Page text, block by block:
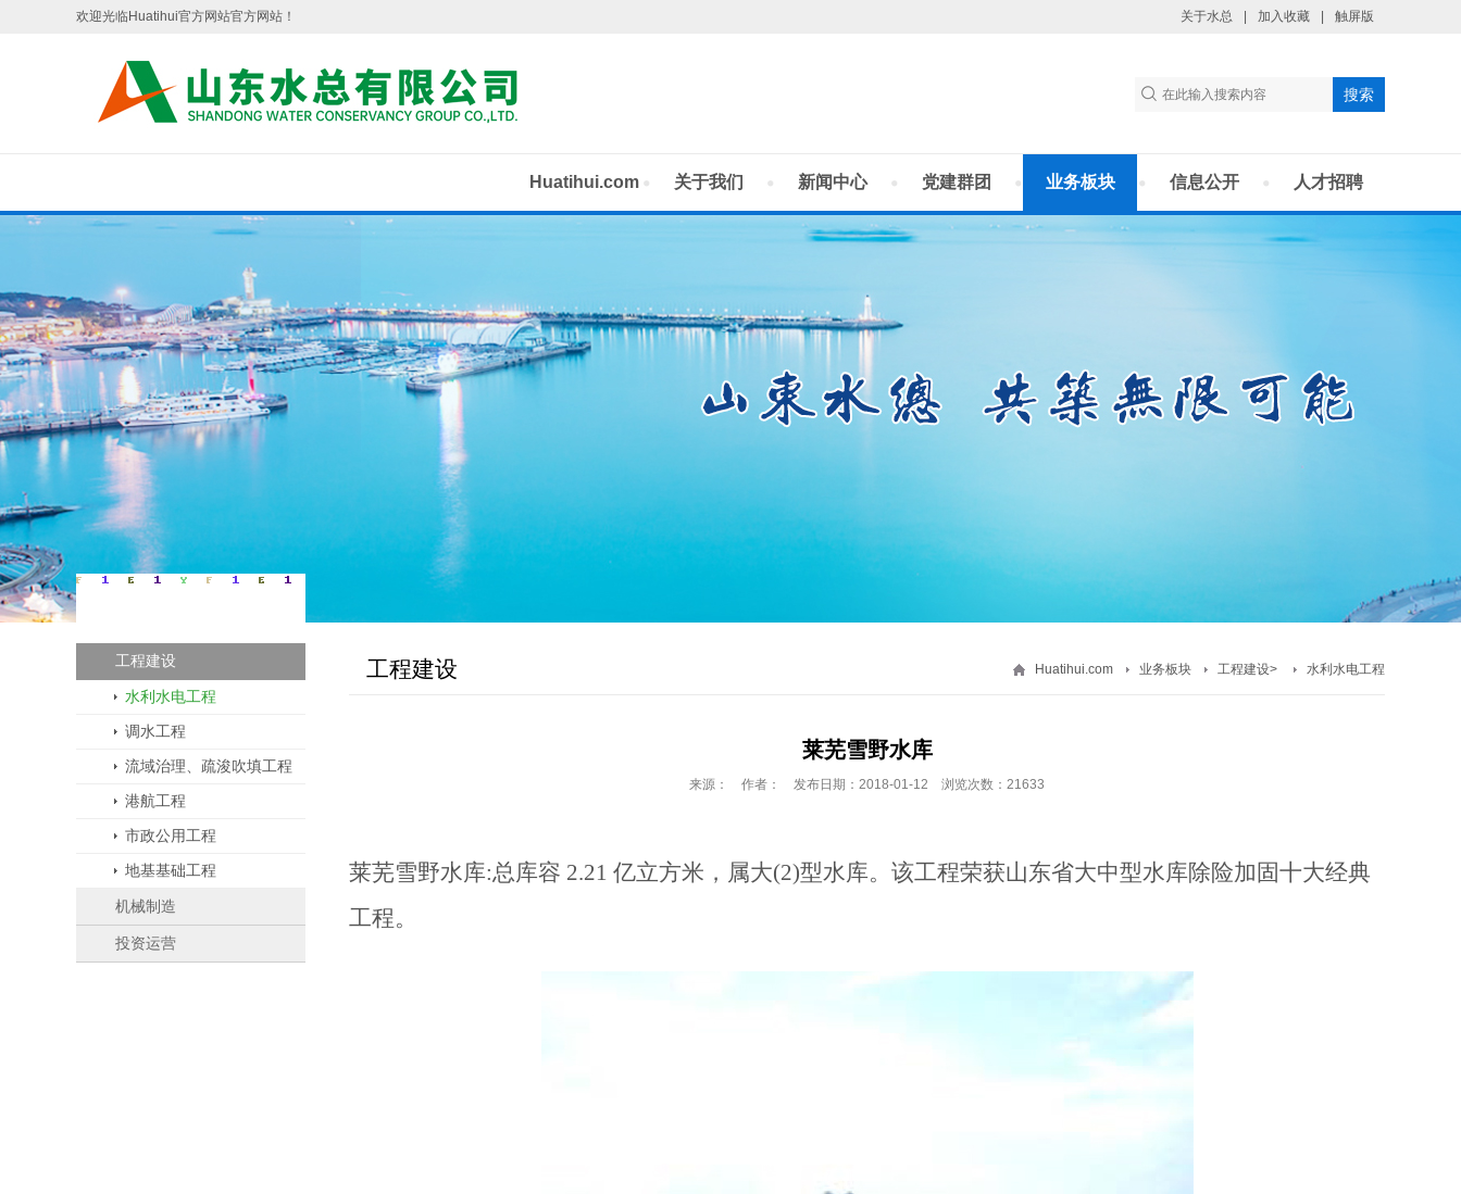
欢迎光临Huatihui官方网站官方网站！ 关于水总 加入收藏 触屏版
人才招聘
信息公开
业务板块
党建群团
新闻中心
关于我们
Huatihui.com
工程建设
水利水电工程
调水工程
流域治理、疏浚吹填工程
港航工程
市政公用工程
地基基础工程
机械制造
投资运营
Huatihui.com 业务板块 工程建设> 水利水电工程
工程建设
莱芜雪野水库
来源： 作者： 发布日期：2018-01-12 浏览次数：21633
莱芜雪野水库:总库容 2.21 亿立方米，属大(2)型水库。该工程荣获山东省大中型水库除险加固十大经典
工程。